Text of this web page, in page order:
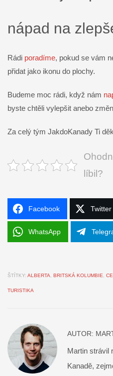
nápad na
Rádi poradíme, pokud se vám
přidat jako ikonu do plochy.
Budeme moc rádi, když nám
byste chtěli vylepšit anebo
Za celý tým JakdoKanady Ti
líbil?
Facebook Twitter
WhatsApp
ŠTÍTKY: ALBERTA BRITSKÁ KOLUMBIE
TURISTIKA
AUTOR:
Martin strávil
Kanadě,